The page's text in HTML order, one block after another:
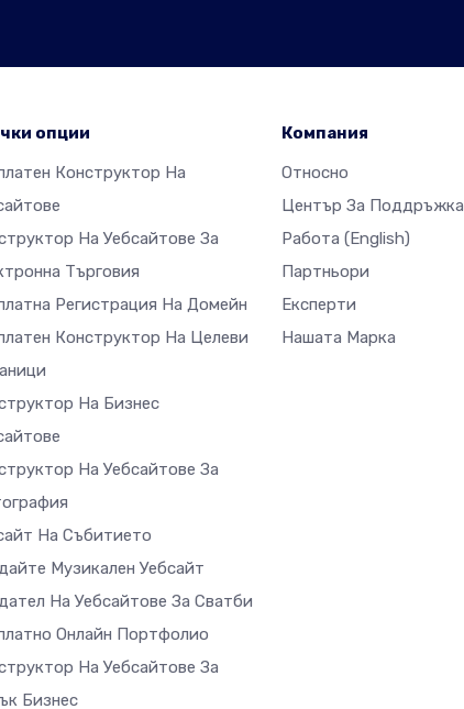
опции
Конструктор На
На Уебсайтове За
Търговия
Регистрация На Домейн
Конструктор На Целеви
На Бизнес
На Уебсайтове За
На Събитието
Музикален Уебсайт
На Уебсайтове За Сватби
Онлайн Портфолио
На Уебсайтове За
Бизнес
Компания
Относно
Център За Поддръжка
Работа (English)
Партньори
Експерти
Нашата Марка